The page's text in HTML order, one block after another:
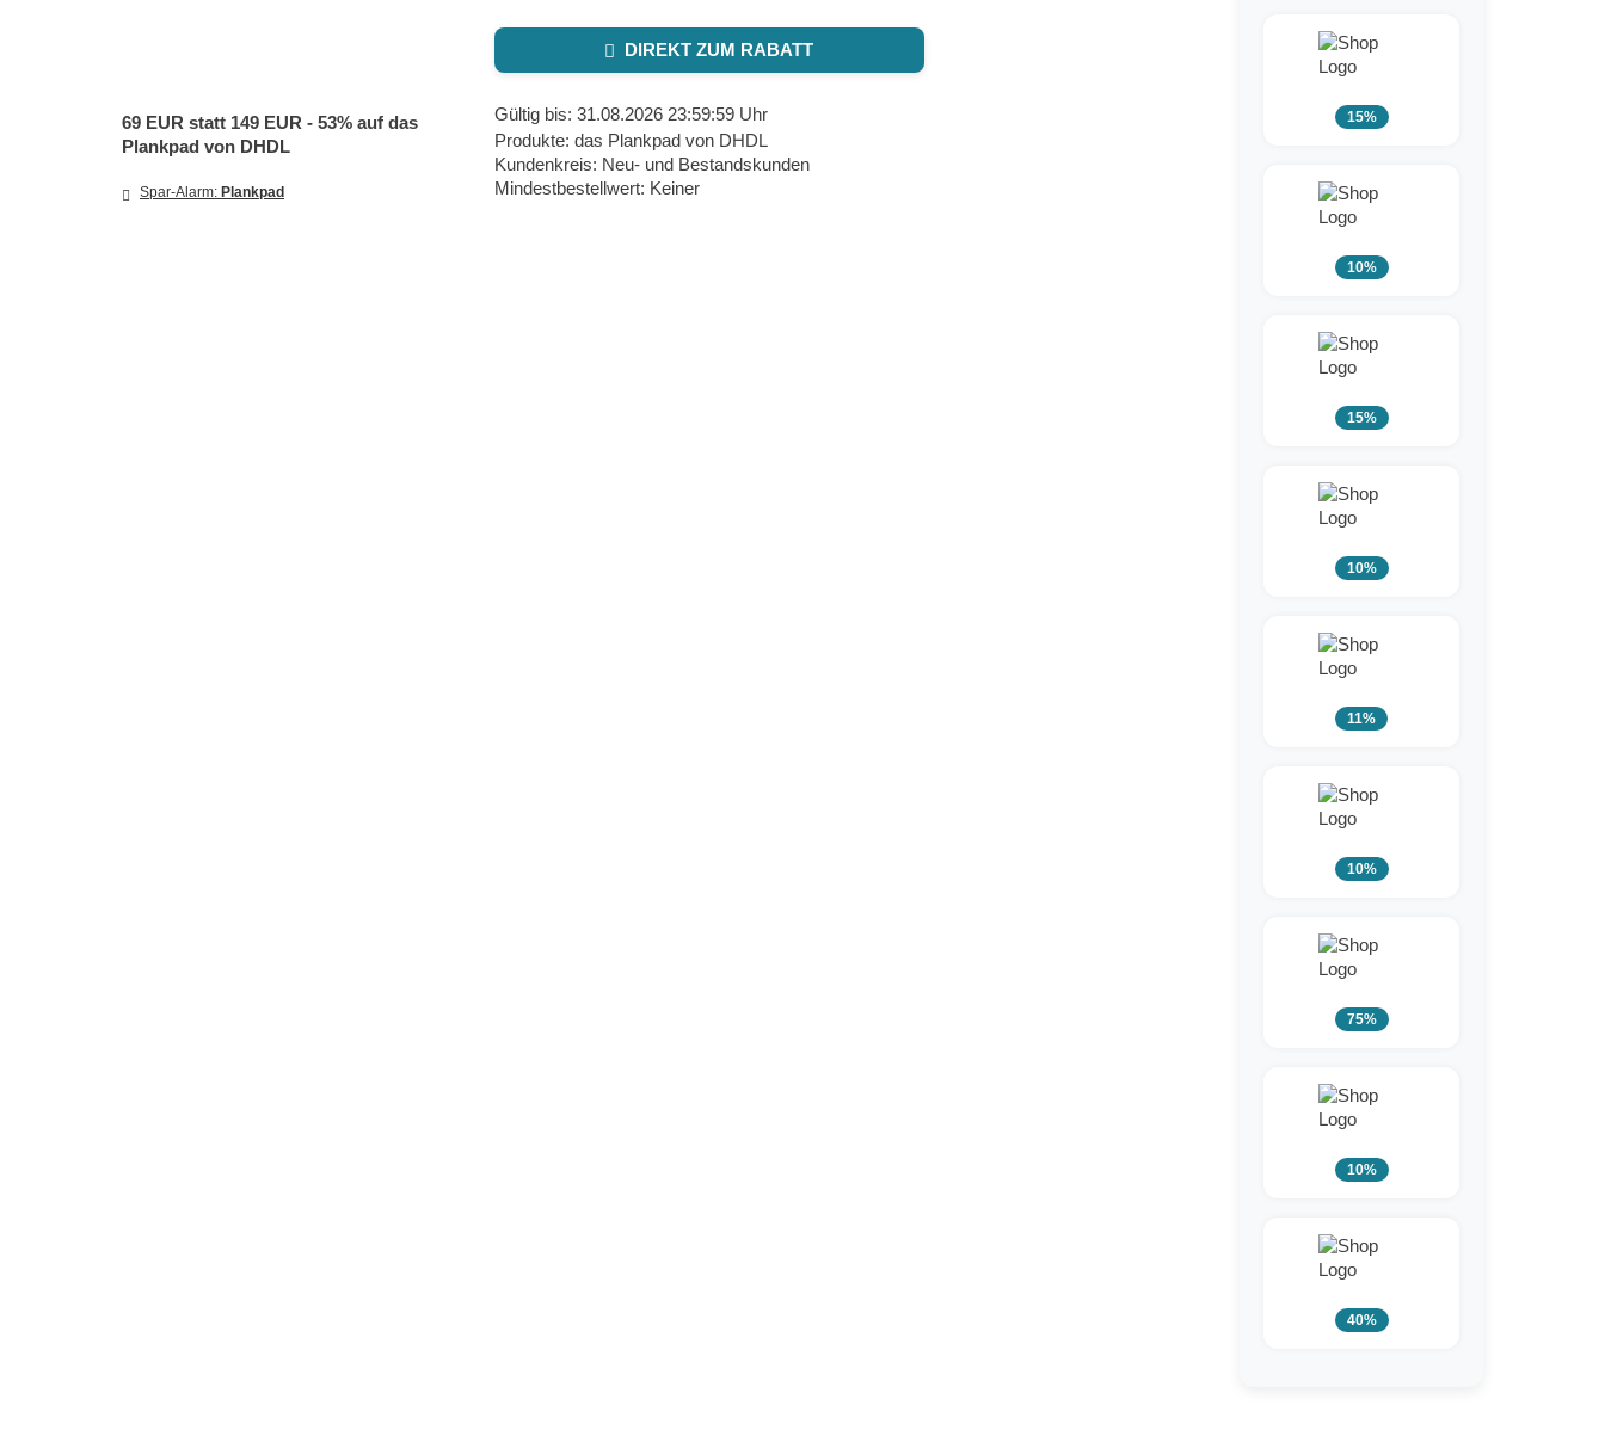
15%
10%
15%
10%
11%
10%
75%
10%
40%
69 EUR statt 149 EUR - 53% auf das
Plankpad von DHDL
Spar-Alarm: Plankpad
DIREKT ZUM RABATT
Gültig bis: 31.08.2026 23:59:59 Uhr
Produkte: das Plankpad von DHDL
Kundenkreis: Neu- und Bestandskunden
Mindestbestellwert: Keiner